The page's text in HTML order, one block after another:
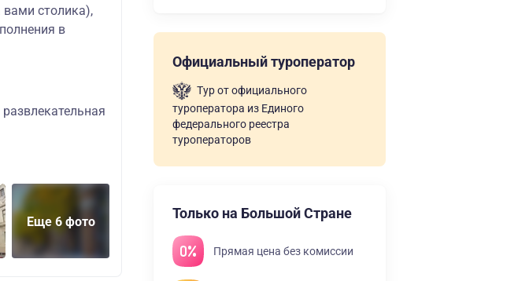
вами столика),
в
развлекательная
Еще 6 фото
Официальный туроператор
Тур от официального
туроператора из Единого
федерального реестра
туроператоров
Только на Большой Стране
Прямая цена без комиссии